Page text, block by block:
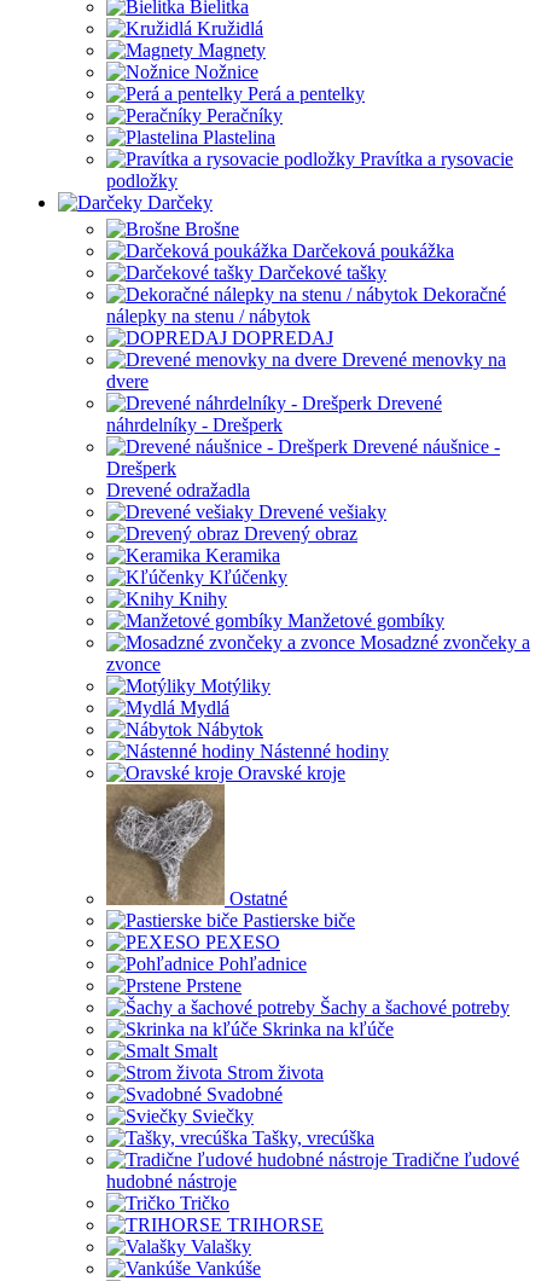
Bielitka
Kružidlá
Magnety
Nožnice
Perá a pentelky
Peračníky
Plastelina
Pravítka a rysovacie
podložky
Darčeky
Brošne
Darčeková poukážka
Darčekové tašky
Dekoračné
nálepky na stenu / nábytok
DOPREDAJ
Drevené menovky na
dvere
Drevené
náhrdelníky - Drešperk
Drevené náušnice -
Drešperk
Drevené odražadla
Drevené vešiaky
Drevený obraz
Keramika
Kľúčenky
Knihy
Manžetové gombíky
Mosadzné zvončeky a
zvonce
Motýliky
Mydlá
Nábytok
Nástenné hodiny
Oravské kroje
Ostatné
Pastierske biče
PEXESO
Pohľadnice
Prstene
Šachy a šachové potreby
Skrinka na kľúče
Smalt
Strom života
Svadobné
Sviečky
Tašky, vrecúška
Tradične ľudové
hudobné nástroje
Tričko
TRIHORSE
Valašky
Vankúše